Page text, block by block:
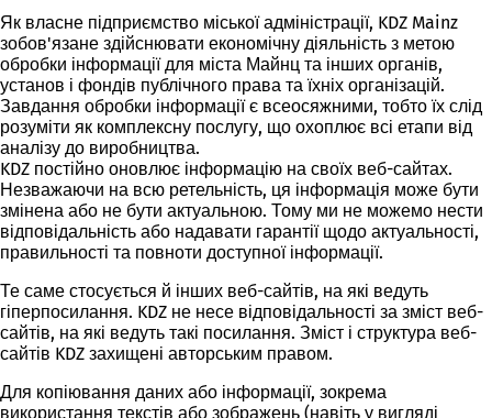
Як власне підприємство міської адміністрації, KDZ Mainz
зобов'язане здійснювати економічну діяльність з метою
обробки інформації для міста Майнц та інших органів,
установ і фондів публічного права та їхніх організацій.
Завдання обробки інформації є всеосяжними, тобто їх слід
розуміти як комплексну послугу, що охоплює всі етапи від
аналізу до виробництва.
KDZ постійно оновлює інформацію на своїх веб-сайтах.
Незважаючи на всю ретельність, ця інформація може бути
змінена або не бути актуальною. Тому ми не можемо нести
відповідальність або надавати гарантії щодо актуальності,
правильності та повноти доступної інформації.
Те саме стосується й інших веб-сайтів, на які ведуть
гіперпосилання. KDZ не несе відповідальності за зміст веб-
сайтів, на які ведуть такі посилання. Зміст і структура веб-
сайтів KDZ захищені авторським правом.
Для копіювання даних або інформації, зокрема
використання текстів або зображень (навіть у вигляді